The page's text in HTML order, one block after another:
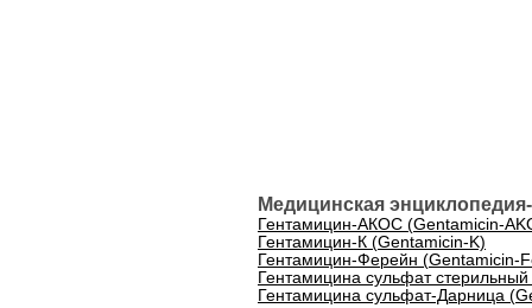
Медицинская
Гентамицин-АКОС (Gentamicin-
Гентамицин-К (Gentamicin-K)
Гентамицин-Ферейн (Gentamicin-
Гентамицина сульфат
Гентамицина сульфат-Дарница